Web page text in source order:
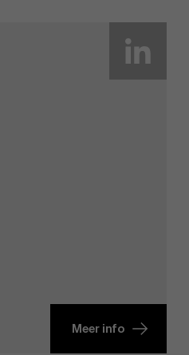
Meer info